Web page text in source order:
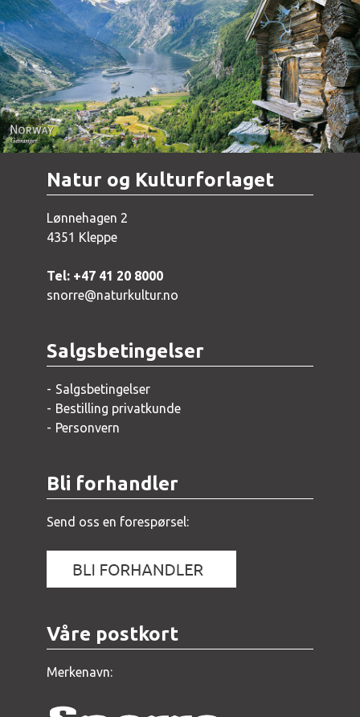
Norway - Geiranger
Natur og Kulturforlaget
Lønnehagen 2
4351 Kleppe
Tel: +47 41 20 8000
snorre@naturkultur.no
Salgsbetingelser
Salgsbetingelser
Bestilling privatkunde
Personvern
Bli forhandler
Send oss en forespørsel:
Våre postkort
Merkenavn: